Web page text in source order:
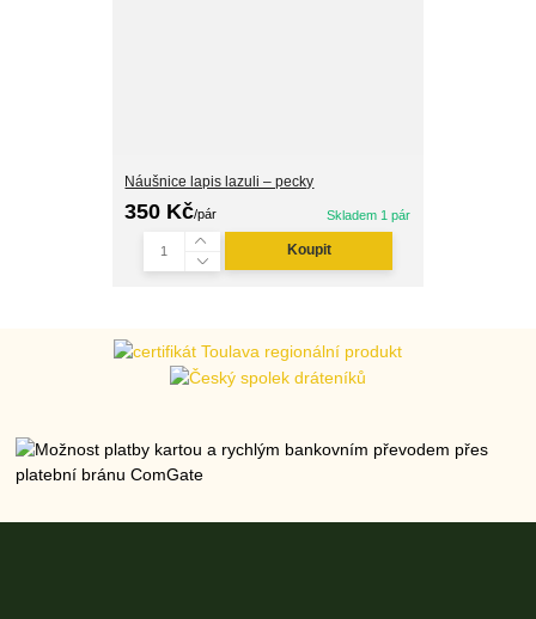
Náušnice lapis lazuli – pecky
350 Kč/pár Skladem 1 pár
Koupit